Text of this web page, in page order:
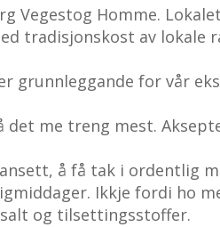
Vegestog Homme.
tradisjonskost av lokale
grunnleggande for vår
me treng mest.
å få tak i ordentlig
Ikkje fordi ho
og tilsettingsstoffer.